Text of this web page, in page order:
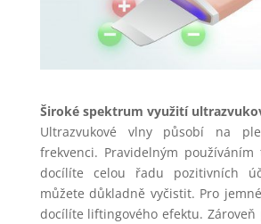
Široké spektrum využití
Ultrazvukové vlny působí na
frekvenci. Pravidelným používáním
docílíte celou řadu pozitivních
můžete důkladně vyčistit. Pro
docílíte liftingového efektu.